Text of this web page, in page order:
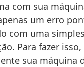
com sua
um erro
com uma simples
Para fazer
sua máquina